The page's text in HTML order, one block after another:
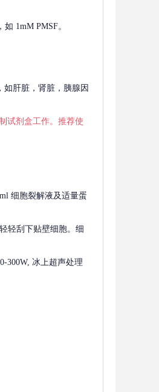
1mM PMSF。
如肝脏，肾脏，胰腺因
试剂盒工作。推荐使
细胞裂解液及适量蛋
轻刮下贴壁细胞。细
300W, 冰上超声处理